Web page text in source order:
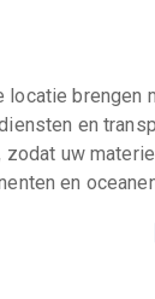
locatie brengen
en
zodat uw
en